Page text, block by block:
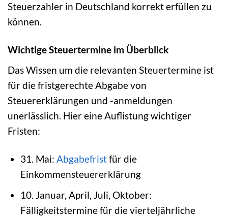
Steuerzahler in Deutschland korrekt erfüllen zu
können.
Wichtige Steuertermine im Überblick
Das Wissen um die relevanten Steuertermine ist
für die fristgerechte Abgabe von
Steuererklärungen und -anmeldungen
unerlässlich. Hier eine Auflistung wichtiger
Fristen:
31. Mai: Abgabefristfür die
Einkommensteuererklärung
10. Januar, April, Juli, Oktober:
Fälligkeitstermine für die vierteljährliche